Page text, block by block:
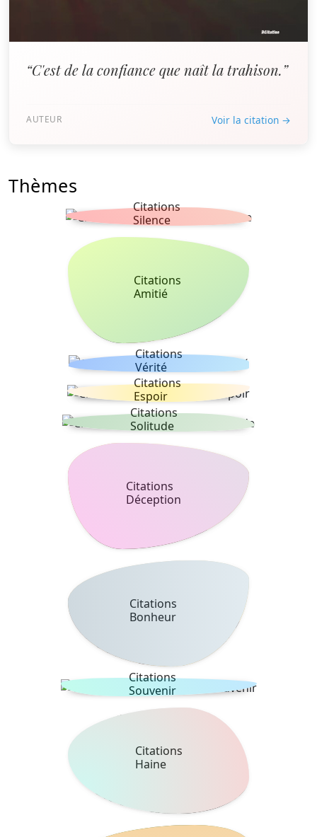
“C'est de la confiance que naît la trahison.”
AUTEUR Voir la citation →
Thèmes
Citations
Silence
Citations
Amitié
Citations
Vérité
Citations
Espoir
Citations
Solitude
Citations
Déception
Citations
Bonheur
Citations
Souvenir
Citations
Haine